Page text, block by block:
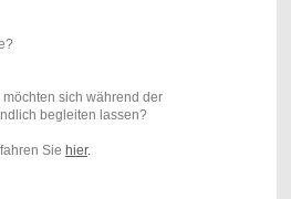
sich während der
begleiten lassen?
Sie hier.